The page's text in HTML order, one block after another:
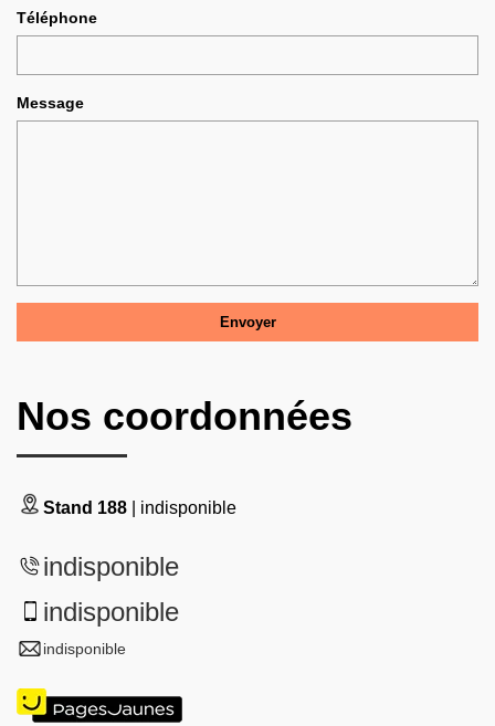
Téléphone
Message
Nos coordonnées
Stand 188 | indisponible
indisponible
indisponible
indisponible